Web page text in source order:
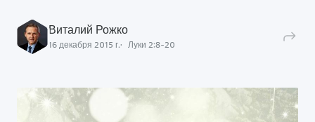
Виталий Рожко
16 декабря 2015 г. Луки 2:8-20